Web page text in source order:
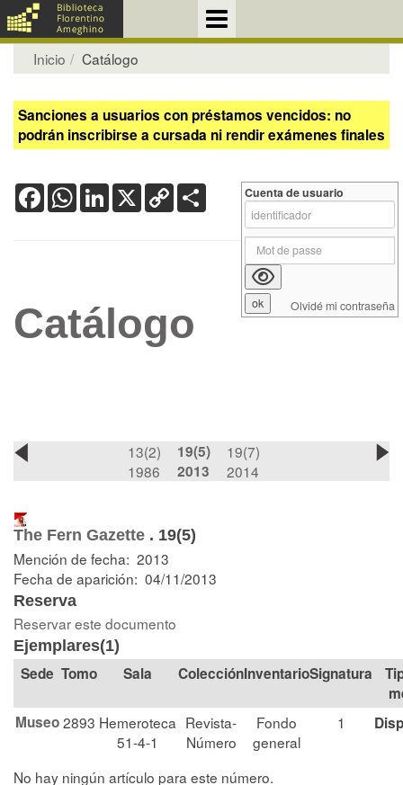
Inicio Catálogo
Sanciones a usuarios con préstamos vencidos: no
podrán inscribirse a cursada ni rendir exámenes finales
FacebookWhatsApp
LinkedIn
X Copy
Link
Catálogo
13(2)
1986
19(5)
2013
19(7)
2014
The Fern Gazette . 19(5)
Mención de fecha: 2013
Fecha de aparición: 04/11/2013
Reserva
Reservar este documento
Ejemplares(1)
Tomo Sala Colección Signatura
Museo2893 Hemeroteca
51-4-1
Revista-
Número
Fondo
general
1
No hay ningún artículo para este número.
Cuenta de usuario
Olvidé mi contraseña